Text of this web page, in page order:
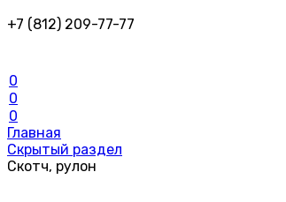
+7 (812) 209-77-77
0
0
0
Главная
Скрытый раздел
Скотч, рулон